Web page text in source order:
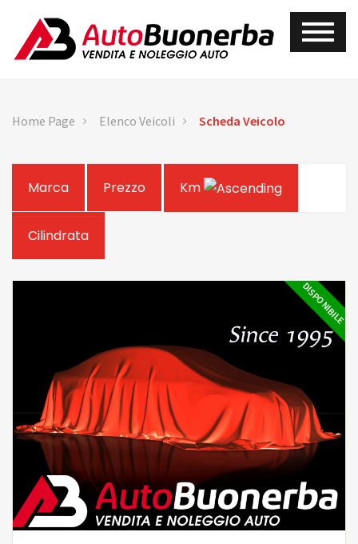
Home Page Elenco Veicoli Scheda Veicolo
Marca Prezzo Km
Cilindrata
DISPONIBILE